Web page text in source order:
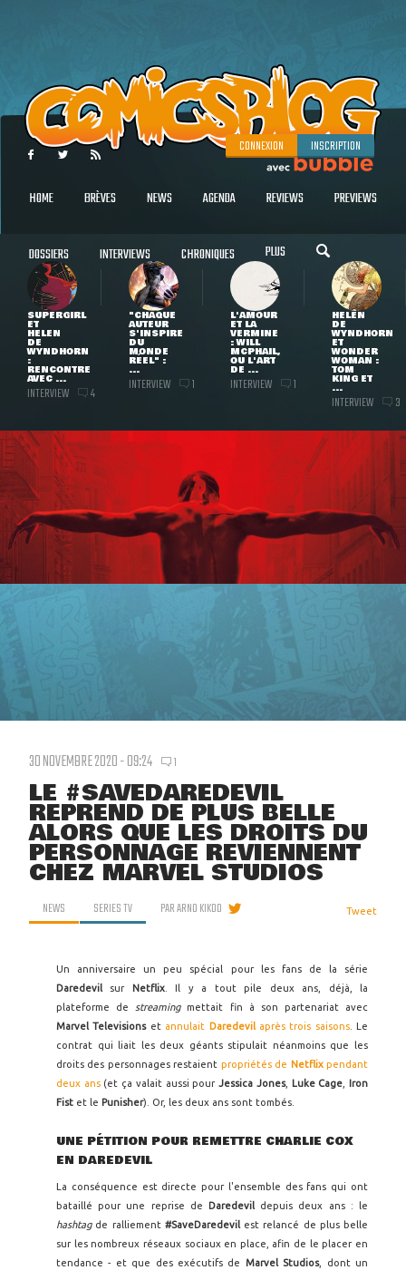
CONNEXION INSCRIPTION
HOME BRÈVES NEWS AGENDA REVIEWS PREVIEWS
DOSSIERS INTERVIEWS CHRONIQUES PLUS
SUPERGIRL
ET
HELEN
DE
WYNDHORN
:
RENCONTRE
AVEC ...
INTERVIEW 4
"CHAQUE
AUTEUR
S'INSPIRE
DU
MONDE
RÉEL" :
...
INTERVIEW 1
L'AMOUR
ET LA
VERMINE
: WILL
MCPHAIL,
OU L'ART
DE ...
INTERVIEW 1
HELEN
DE
WYNDHORN
ET
WONDER
WOMAN :
TOM
KING ET
...
INTERVIEW 3
30 NOVEMBRE 2020 - 09:24 1
LE #SAVEDAREDEVIL
REPREND DE PLUS BELLE
ALORS QUE LES DROITS DU
PERSONNAGE REVIENNENT
CHEZ MARVEL STUDIOS
NEWS SERIES TV PARARNO KIKOO Tweet
Un anniversaire un peu spécial pour les fans de la série
Daredevil sur Netflix. Il y a tout pile deux ans, déjà, la
plateforme de streamingmettait fin à son partenariat avec
Marvel Televisions et annulait Daredevil après trois saisons. Le
contrat qui liait les deux géants stipulait néanmoins que les
droits des personnages restaient propriétés de Netflixpendant
deux ans(et ça valait aussi pourJessica Jones, Luke Cage
Iron
Fist et le Punisher). Or, les deux ans sont tombés.
UNE PÉTITION POUR REMETTRE CHARLIE COX
EN DAREDEVIL
La conséquence est directe pour l'ensemble des fans qui ont
bataillé pour une reprise de
Daredevil depuis deux ans : le
hashtag de ralliement #SaveDaredevil est relancé de plus belle
sur les nombreux réseaux sociaux en place, afin de le placer en
tendance - et que des exécutifs de Marvel Studios, dont un